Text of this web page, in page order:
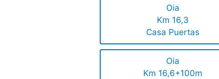
Oia
Km 16,3
Casa Puertas
Oia
Km 16,6+100m